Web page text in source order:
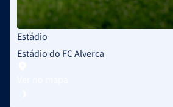
Estádio
Estádio do FC Alverca